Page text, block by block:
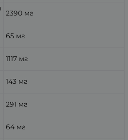
2390 мг
65 мг
1117 мг
143 мг
291 мг
64 мг